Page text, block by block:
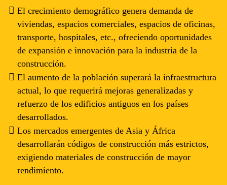
El crecimiento demográfico genera demanda de
viviendas, espacios comerciales, espacios de oficinas,
transporte, hospitales, etc., ofreciendo oportunidades
de expansión e innovación para la industria de la
construcción.
El aumento de la población superará la infraestructura
actual, lo que requerirá mejoras generalizadas y
refuerzo de los edificios antiguos en los países
desarrollados.
Los mercados emergentes de Asia y África
desarrollarán códigos de construcción más estrictos,
exigiendo materiales de construcción de mayor
rendimiento.